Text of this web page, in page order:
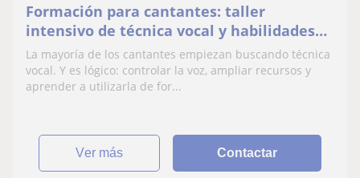
Formación para cantantes: taller
intensivo de técnica vocal y habilidades
musicales
La mayoría de los cantantes empiezan buscando técnica
vocal. Y es lógico: controlar la voz, ampliar recursos y
aprender a utilizarla de for...
ver más Contactar